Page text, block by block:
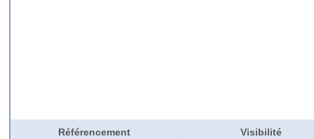
Référencement Visibilité